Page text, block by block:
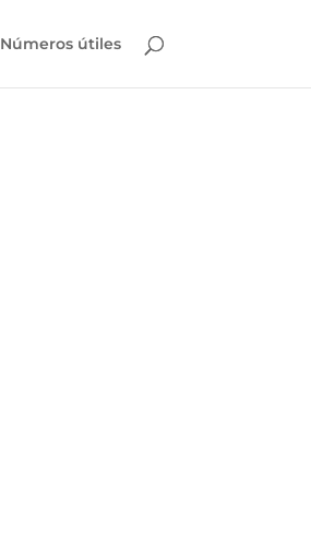
Números útiles